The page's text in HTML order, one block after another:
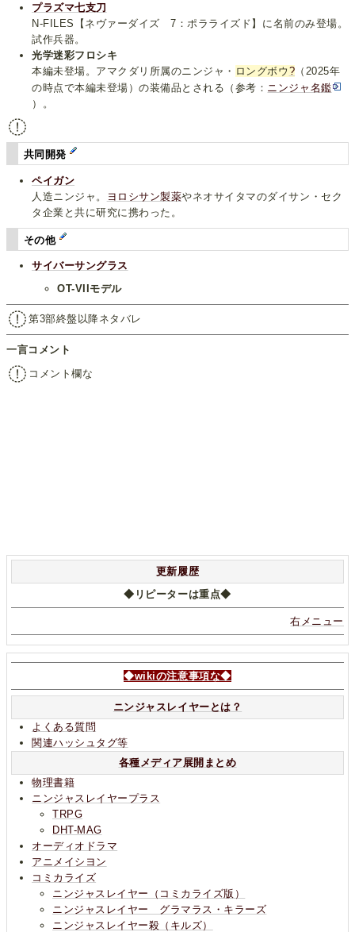
プラズマ七支刀
N-FILES【ネヴァーダイズ 7：ポラライズド】に名前のみ登場。
試作兵器。
光学迷彩フロシキ
本編未登場。アマクダリ所属のニンジャ・ ロングボウ ? （2025年
の時点で本編未登場）の装備品とされる（参考： ニンジャ名鑑
）。
共同開発
ペイガン
人造ニンジャ。
ヨロシサン製薬やネオサイタマのダイサン・セク
タ企業と共に研究に携わった。
その他
サイバーサングラス
OT-VIIモデル
第3部終盤以降ネタバレ
一言コメント
コメント欄な
更新履歴
◆リピーターは重点◆
右メニュー
◆wikiの注意事項な◆
ニンジャスレイヤーとは？
よくある質問
関連ハッシュタグ等
各種メディア展開まとめ
物理書籍
ニンジャスレイヤープラス
TRPG
DHT-MAG
オーディオドラマ
アニメイシヨン
コミカライズ
ニンジャスレイヤー（コミカライズ版）
ニンジャスレイヤー グラマラス・キラーズ
ニンジャスレイヤー殺（キルズ）